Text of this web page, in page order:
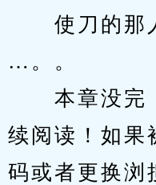
使刀的那人
…。。
本章没完
续阅读！如果
码或者更换浏